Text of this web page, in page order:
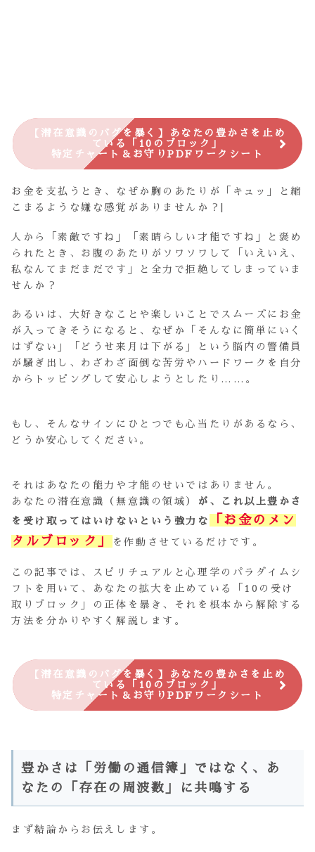
【潜在意識のバグを暴く】あなたの豊かさを止め
ている「10のブロック」
特定チャート＆お守りPDFワークシート
お金を支払うとき、なぜか胸のあたりが「キュッ」と縮
こまるような嫌な感覚がありませんか？|
人から「素敵ですね」「素晴らしい才能ですね」と褒め
られたとき、お腹のあたりがソワソワして「いえいえ、
私なんてまだまだです」と全力で拒絶してしまっていま
せんか？
あるいは、大好きなことや楽しいことでスムーズにお金
が入ってきそうになると、なぜか「そんなに簡単にいく
はずない」「どうせ来月は下がる」という脳内の警備員
が騒ぎ出し、わざわざ面倒な苦労やハードワークを自分
からトッピングして安心しようとしたり……。
もし、そんなサインにひとつでも心当たりがあるなら、
どうか安心してください。
それはあなたの能力や才能のせいではありません。
あなたの潜在意識（無意識の領域）
が、これ以上豊かさ
を受け取ってはいけないという強力な
「お金のメン
タルブロック」
を作動させているだけです。
この記事では、スピリチュアルと心理学のパラダイムシ
フトを用いて、あなたの拡大を止めている「10の受け
取りブロック」の正体を暴き、それを根本から解除する
方法を分かりやすく解説します。
【潜在意識のバグを暴く】あなたの豊かさを止め
ている「10のブロック」
特定チャート＆お守りPDFワークシート
豊かさは「労働の通信簿」ではなく、あ
なたの「存在の周波数」に共鳴する
まず結論からお伝えします。